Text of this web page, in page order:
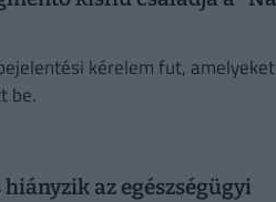
kérelem fut, amelyeket
be.
az egészségügyi